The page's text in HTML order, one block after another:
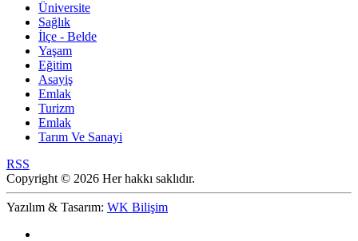
Üniversite
Sağlık
İlçe - Belde
Yaşam
Eğitim
Asayiş
Emlak
Turizm
Emlak
Tarım Ve Sanayi
RSS
Copyright © 2026 Her hakkı saklıdır.
Yazılım & Tasarım: WK Bilişim